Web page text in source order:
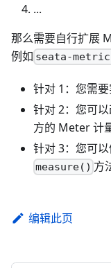
...
那么需要自行扩展
例如 seata-
针对 1：您需
针对 2：您可
方的 Meter 计
针对 3：您可
measure() 方
编辑此页